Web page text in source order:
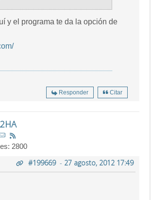
y el programa te da la opción de
Responder Citar
2800
#199669- 27 agosto, 2012 17:49